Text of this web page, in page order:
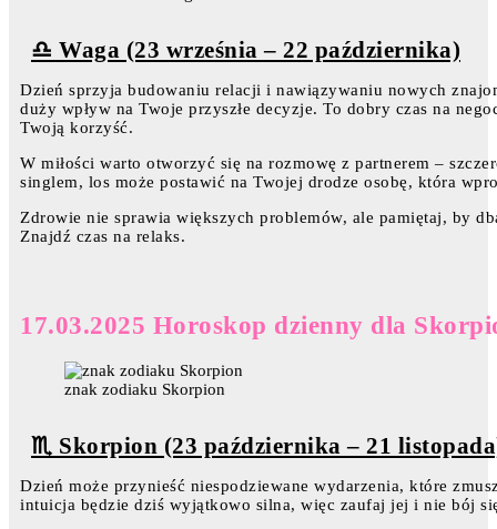
♎ Waga (23 września – 22 października)
Dzień sprzyja budowaniu relacji i nawiązywaniu nowych
duży wpływ na Twoje przyszłe decyzje. To dobry czas na
Twoją korzyść.
W miłości warto otworzyć się na rozmowę z partnerem –
singlem, los może postawić na Twojej drodze osobę, która
Zdrowie nie sprawia większych problemów, ale pamiętaj, by
Znajdź czas na relaks.
17.03.2025 Horoskop dzienny dla
znak zodiaku Skorpion
♏ Skorpion (23 października – 21
Dzień może przynieść niespodziewane wydarzenia, które
intuicja będzie dziś wyjątkowo silna, więc zaufaj jej i nie bój